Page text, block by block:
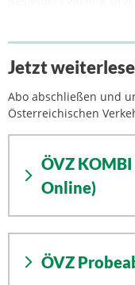
Jetzt
Abo abschließen und
Österreichischen
ÖVZ
Online)
ÖVZ